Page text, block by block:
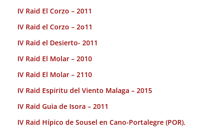
IV Raid El Corzo – 2011
IV Raid el Corzo – 2o11
IV Raid el Desierto- 2011
IV Raid El Molar – 2010
IV Raid El Molar – 2110
IV Raid Espiritu del Viento Malaga – 2015
IV Raid Guia de Isora – 2011
IV Raid Hípico de Sousel en Cano-Portalegre (POR).